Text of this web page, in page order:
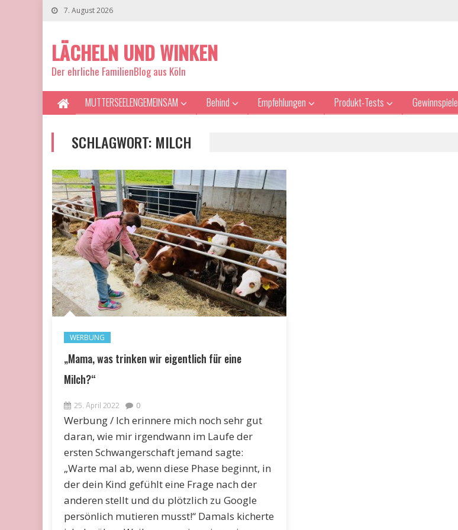
7. August 2026
LÄCHELN UND WINKEN
Der ehrliche FamilienBlog aus Köln
MUTTERSEELENGEMEINSAM Behind Empfehlungen Produkt-Tests Gewinnspiele
SCHLAGWORT: MILCH
WERBUNG
„Mama, was trinken wir eigentlich für eine
Milch?“
25. April 2022 0
Werbung / Ich erinnere mich noch sehr gut
daran, wie mir irgendwann im Laufe der
ersten Schwangerschaft jemand sagte:
„Warte mal ab, wenn diese Phase beginnt, in
der dein Kind gefühlt eine Frage nach der
anderen stellt und du plötzlich zu Google
persönlich mutieren musst!“ Damals kicherte